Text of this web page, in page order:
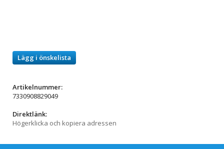
Lägg i önskelista
Artikelnummer:
7330908829049
Direktlänk:
Högerklicka och kopiera adressen